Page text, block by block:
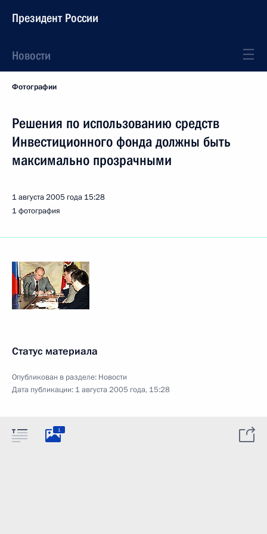
Президент России
Новости
Фотографии
Решения по использованию средств
Инвестиционного фонда должны быть
максимально прозрачными
1 августа 2005 года 15:28
1 фотография
Статус материала
Опубликован в разделе: Новости
Дата публикации: 1 августа 2005 года, 15:28
1